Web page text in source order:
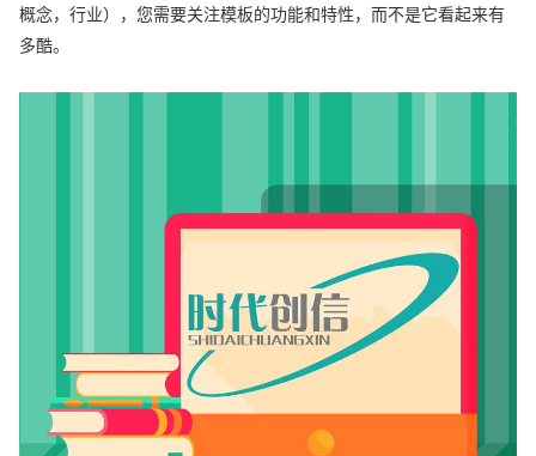
概念，行业），您需要关注模板的功能和特性，而不是它看起来有
多酷。